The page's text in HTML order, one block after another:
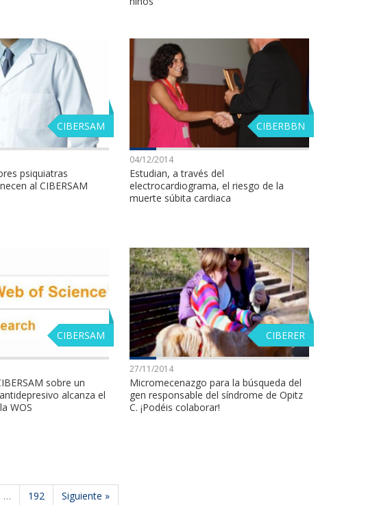
CIBERSAM
psiquiatras
al CIBERSAM
CIBERBBN
04/12/2014
Estudian, a través del
electrocardiograma, el riesgo de la
muerte súbita cardiaca
CIBERSAM
sobre un
alcanza el
WOS
CIBERER
27/11/2014
Micromecenazgo para la búsqueda del
gen responsable del síndrome de Opitz
C. ¡Podéis colaborar!
… 192 Siguiente »